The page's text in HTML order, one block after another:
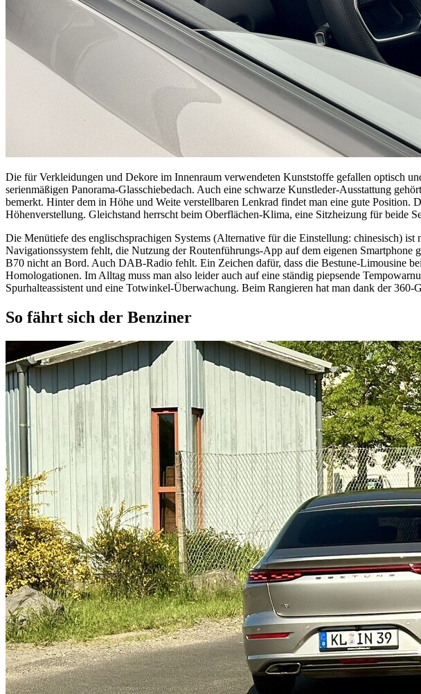
Die für Verkleidungen und Dekore im Innenraum verwendeten Kunststoffe gefallen optisch
serienmäßigen Panorama-Glasschiebedach. Auch eine schwarze Kunstleder-Ausstattung
bemerkt. Hinter dem in Höhe und Weite verstellbaren Lenkrad findet man eine gute
Höhenverstellung. Gleichstand herrscht beim Oberflächen-Klima, eine Sitzheizung für beide
Die Menütiefe des englischsprachigen Systems (Alternative für die Einstellung: chinesisch)
Navigationssystem fehlt, die Nutzung der Routenführungs-App auf dem eigenen
B70 nicht an Bord. Auch DAB-Radio fehlt. Ein Zeichen dafür, dass die Bestune-Limousine
Homologationen. Im Alltag muss man also leider auch auf eine ständig piepsende
Spurhalteassistent und eine Totwinkel-Überwachung. Beim Rangieren hat man dank der
So fährt sich der Benziner